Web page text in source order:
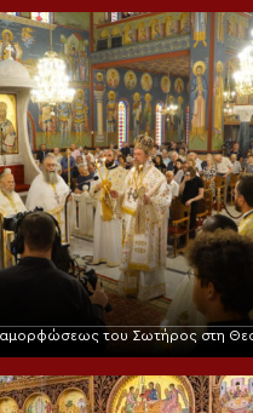
του Σωτήρος στη